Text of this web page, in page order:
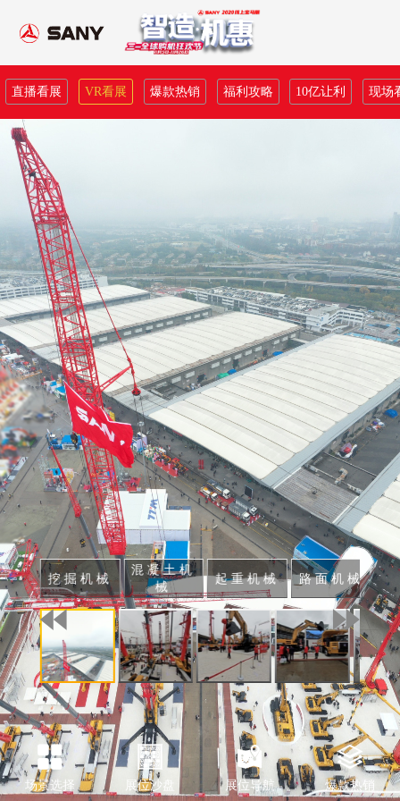
挖掘机械
混凝土机
械
起重机械 路面机械
直播看展 VR看展 爆款热销 福利攻略 10亿让利 现场
场景选择 展位沙盘 展位导航 爆款热销